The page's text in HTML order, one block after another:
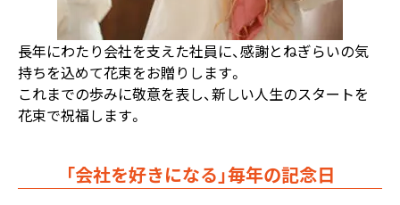
長年にわたり会社を支えた社員に、感謝とねぎらいの気
持ちを込めて花束をお贈りします。
これまでの歩みに敬意を表し、新しい人生のスタートを
花束で祝福します。
「会社を好きになる」毎年の記念日